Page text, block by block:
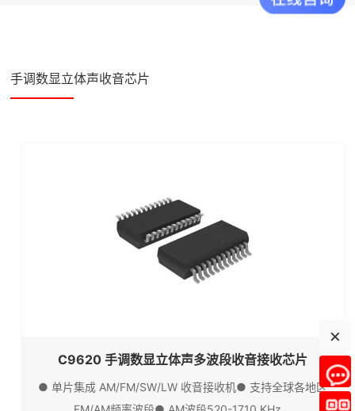
手调数显立体声收音芯片
C9620 手调数显立体声多波段收音接收芯片
● 单片集成 AM/FM/SW/LW 收音接收机● 支持全球各地区
×